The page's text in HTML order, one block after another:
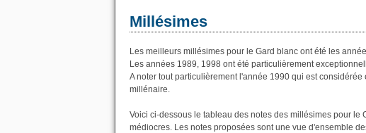
Millésimes
Les meilleurs millésimes pour le Gard blanc ont été les
Les années 1989, 1998 ont été particulièrement
A noter tout particulièrement l'année 1990 qui est
millénaire.
Voici ci-dessous le tableau des notes des millésimes pour
médiocres. Les notes proposées sont une vue d'ensemble